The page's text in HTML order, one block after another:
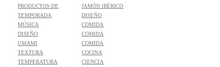
PRODUCTOS DE
TEMPORADA
MÚSICA
DISEÑO
UMAMI
TEXTURA
TEMPERATURA
JAMÓN IBÉRICO
DISEÑO
COMIDA
COMIDA
COMIDA
COCINA
CIENCIA